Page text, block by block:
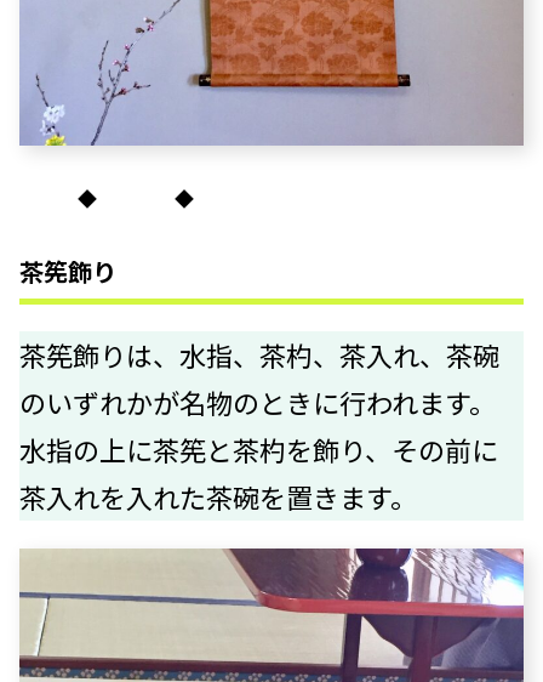
◆ ◆
茶筅飾り
茶筅飾りは、水指、茶杓、茶入れ、茶碗
のいずれかが名物のときに行われます。
水指の上に茶筅と茶杓を飾り、その前に
茶入れを入れた茶碗を置きます。